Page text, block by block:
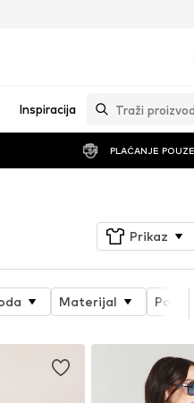
Inspiracija
PLAĆANJE
Prikaz
Materijal